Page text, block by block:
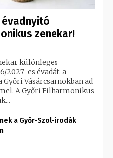
évadnyitó
zenekar!
különleges
2027-es évadát: a
Vásárcsarnokban ad
A Győri Filharmonikus
a Győr-Szol-irodák